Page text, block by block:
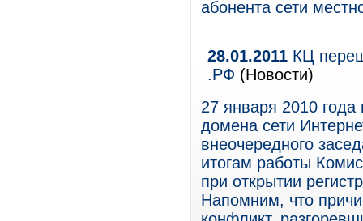
абонента сети
28.01.2011 КЦ
.РФ (Новости)
27 января 2010
домена сети
внеочередного
итогам работы
при открытии
Напомним, что